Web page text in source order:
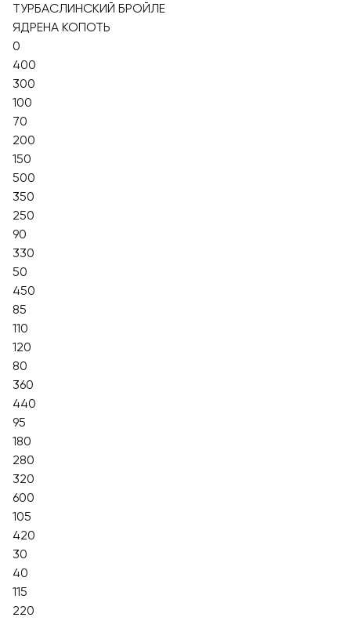
ТУРБАСЛИНСКИЙ БРОЙЛЕ
ЯДРЕНА КОПОТЬ
0
400
300
100
70
200
150
500
350
250
90
330
50
450
85
110
120
80
360
440
95
180
280
320
600
105
420
30
40
115
220